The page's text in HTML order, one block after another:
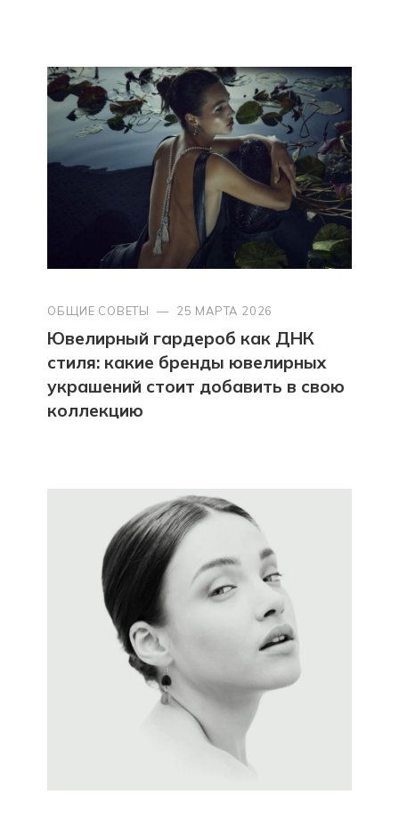
ОБЩИЕ СОВЕТЫ — 25 МАРТА 2026
Ювелирный гардероб как ДНК
стиля: какие бренды ювелирных
украшений стоит добавить в свою
коллекцию